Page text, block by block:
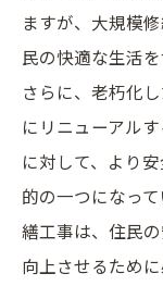
ますが、大規模
民の快適な生活
さらに、老朽化
にリニューアル
に対して、より
的の一つになっ
繕工事は、住民
向上させるため